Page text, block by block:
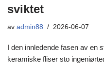
sviktet
av admin88 2026-06-07
I den innledende fasen av en
keramiske fliser sto